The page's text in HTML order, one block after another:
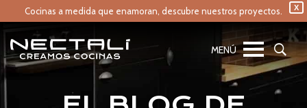
X
Cocinas a medida que enamoran, descubre nuestros proyectos.